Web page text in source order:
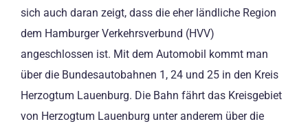
sich auch daran zeigt, dass die eher ländliche Region
dem Hamburger Verkehrsverbund (HVV)
angeschlossen ist. Mit dem Automobil kommt man
über die Bundesautobahnen 1, 24 und 25 in den Kreis
Herzogtum Lauenburg. Die Bahn fährt das Kreisgebiet
von Herzogtum Lauenburg unter anderem über die